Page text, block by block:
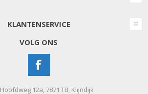
KLANTENSERVICE
VOLG ONS
Hoofdweg 12a, 7871 TB, Klijndijk